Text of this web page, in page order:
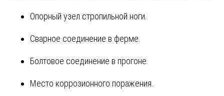
Опорный узел стропильной ноги.
Сварное соединение в ферме.
Болтовое соединение в прогоне.
Место коррозионного поражения.